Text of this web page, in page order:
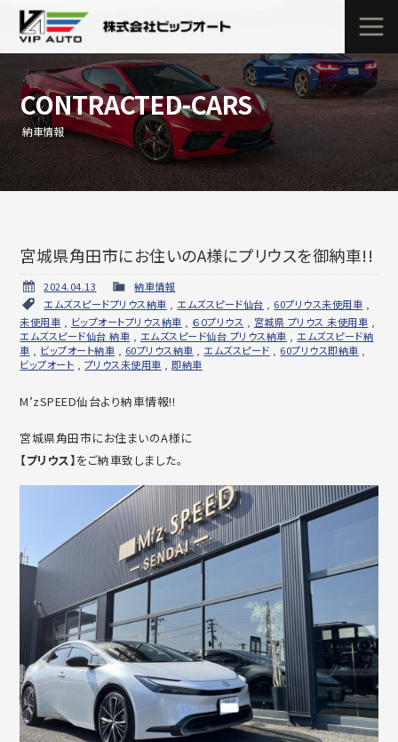
CONTRACTED-CARS
納車情報
宮城県角田市にお住いのA様にプリウスを御納車!!
2024.04.13
納車情報
エムズスピードプリウス納車
エムズスピード仙台 60プリウス未使用車
未使用車
ビップオートプリウス納車 ６０プリウス 宮城県 プリウス 未使用車
エムズスピード仙台 納車
エムズスピード仙台 プリウス納車
エムズスピード納
車
ビップオート納車 60プリウス納車 エムズスピード 60プリウス即納車
ビップオート
プリウス未使用車 即納車
M’zSPEED仙台より納車情報!!
宮城県角田市にお住まいのA様に
【プリウス】をご納車致しました。